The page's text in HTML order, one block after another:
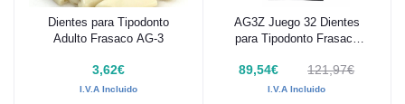
Añadir al carrito
Dientes para Tipodonto
Adulto Frasaco AG-3
3,62€
I.V.A Incluido
Añadir al carrito
AG3Z Juego 32 Dientes
para Tipodonto Frasaco
89,54€ 121,97€
I.V.A Incluido